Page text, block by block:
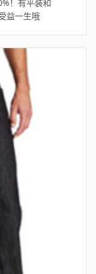
！有平装和
益一生哦